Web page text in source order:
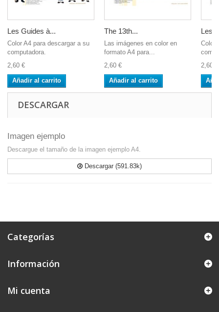
Les Guides à...
Color A4 para descargar a su
computadora.
2,60 €
Añadir al carrito
The 13th...
Las imágenes en color en
formato A4 para...
2,60 €
Añadir al carrito
Les
Color
2,60 €
DESCARGAR
Imagen ejemplo
Descargue el tamaño de la imagen ejemplo A4.
Descargar (591.83k)
Categorías
Información
Mi cuenta